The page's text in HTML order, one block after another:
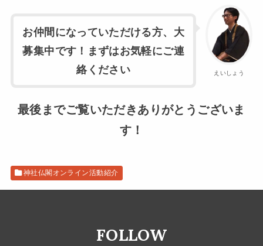
えいしょう
お仲間になっていただける方、大
募集中です！まずはお気軽にご連
絡ください
最後までご覧いただきありがとうございま
す！
神社仏閣オンライン活動紹介
FOLLOW